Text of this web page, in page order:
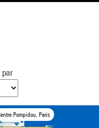
Pompidou, Paris